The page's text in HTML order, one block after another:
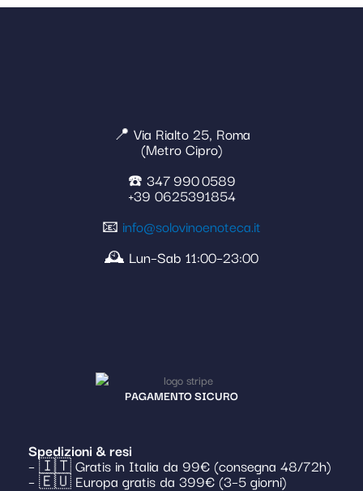
📍 Via Rialto 25, Roma
(Metro Cipro)
☎️ 347 990 0589
+39 0625391854
📧 info@solovinoenoteca.it
🕰️ Lun–Sab 11:00–23:00
PAGAMENTO SICURO
Spedizioni & resi
– 🇮🇹 Gratis in Italia da 99€ (consegna 48/72h)
– 🇪🇺 Europa gratis da 399€ (3–5 giorni)